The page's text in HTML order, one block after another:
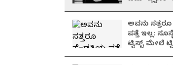
ಅವನು
ಪತ್ತೆ ಇಲ್ಲ:
ಟ್ವಿಸ್ಟ್​ ಮೇಲೆ